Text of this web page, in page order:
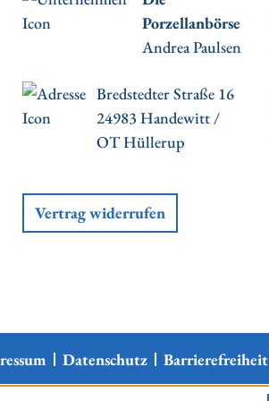
Porzellanbörse
Andrea Paulsen
Bredstedter Straße 16
24983 Handewitt /
OT Hüllerup
Vertrag widerrufen
Datenschutz Barrierefreiheit